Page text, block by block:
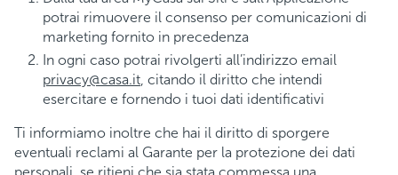
potrai rimuovere il consenso per comunicazioni di
marketing fornito in precedenza
In ogni caso potrai rivolgerti all’indirizzo email
privacy@casa.it, citando il diritto che intendi
esercitare e fornendo i tuoi dati identificativi
Ti informiamo inoltre che hai il diritto di sporgere
eventuali reclami al Garante per la protezione dei dati